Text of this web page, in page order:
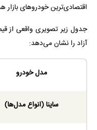
اقتصادی‌ترین خودروهای بازار
جدول زیر تصویری واقعی از
آزاد را نشان می‌دهد:
مدل خودرو
ساینا (انواع مدل‌ها)